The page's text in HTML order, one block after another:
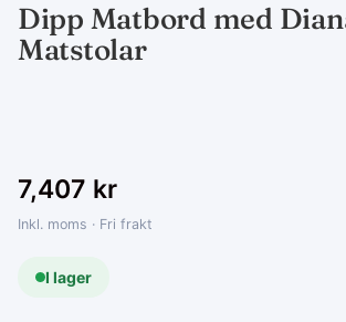
Dipp Matbord med
Matstolar
7,407 kr
Inkl. moms · Fri frakt
I lager